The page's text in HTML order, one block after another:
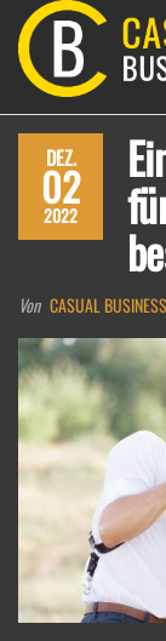
Zum
Inhalt
springen
DEZ.
02
2022
Von CASUAL BUSINESS